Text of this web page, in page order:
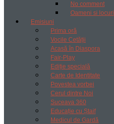
No comment
Oameni si locuri
Emisiuni
Prima oră
Vocile Cetății
Acasă în Diaspora
Fair-Play
Ediție specială
Carte de Identitate
Povestea vorbei
Cerul dintre Noi
Suceava 360
Educație cu Ștaif
Medicul de Gardă